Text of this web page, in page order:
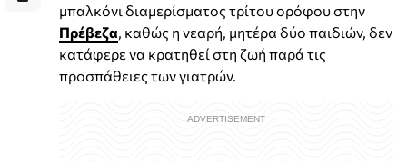
μπαλκόνι διαμερίσματος τρίτου ορόφου στην
Πρέβεζα , καθώς η νεαρή, μητέρα δύο παιδιών, δεν
κατάφερε να κρατηθεί στη ζωή παρά τις
προσπάθειες των γιατρών.